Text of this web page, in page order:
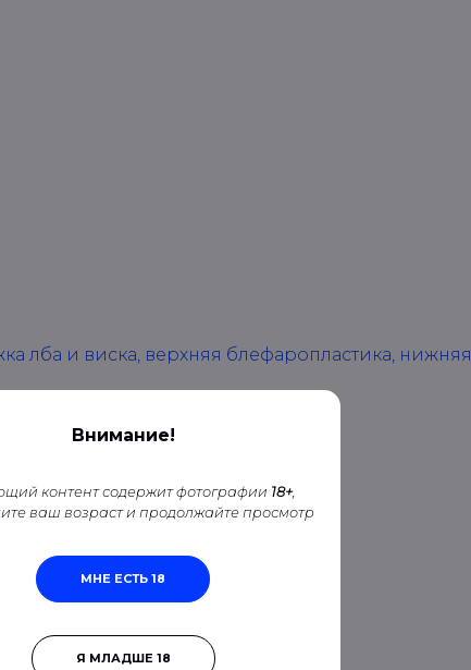
лба и виска, верхняя блефаропластика, нижняя
Внимание!
контент содержит фотографии 18+,
ваш возраст и продолжайте просмотр
МНЕ ЕСТЬ 18
Я МЛАДШЕ 18